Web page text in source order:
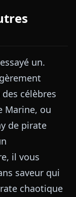
un.
célèbres
Marine, ou
de pirate
il vous
saveur qui
chaotique